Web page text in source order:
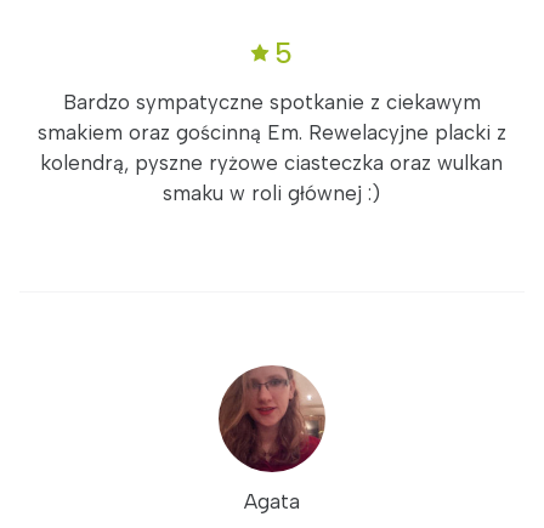
5
Bardzo sympatyczne spotkanie z ciekawym
smakiem oraz gościnną Em. Rewelacyjne placki z
kolendrą, pyszne ryżowe ciasteczka oraz wulkan
smaku w roli głównej :)
Agata